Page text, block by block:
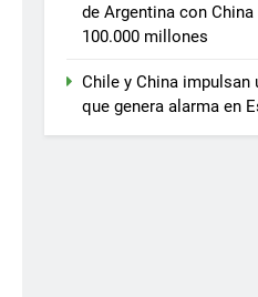
de Argentina con
100.000 millones
Chile y China impulsan
que genera alarma en